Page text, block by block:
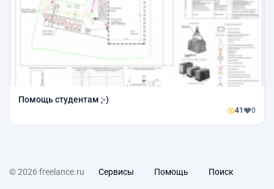
Помощь студентам ;-)
41 0
© 2026 freelance.ru Сервисы Помощь Поиск